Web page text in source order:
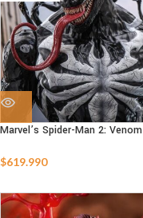
Marvel’s Spider-Man 2: Venom
$619.990